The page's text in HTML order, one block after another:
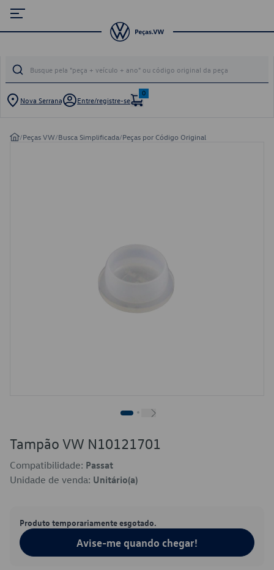
Nova Serrana Entre/registre-se
0
/Peças VW/Busca Simplificada/Peças por Código Original
Tampão VW N10121701
Compatibilidade: Passat
Unidade de venda: Unitário(a)
Produto temporariamente esgotado.
Avise-me quando chegar!